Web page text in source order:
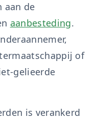
aan de
aanbesteding.
of
gelieerde
is verankerd